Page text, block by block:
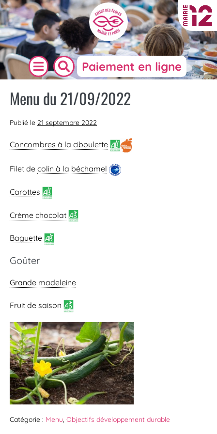
Paiement en ligne
Menu du 21/09/2022
Publié le 21 septembre 2022
Concombres à la ciboulette
Filet de colin à la béchamel
Carottes
Crème chocolat
Baguette
Goûter
Grande madeleine
Fruit de saison
Catégorie : Menu, Objectifs développement durable